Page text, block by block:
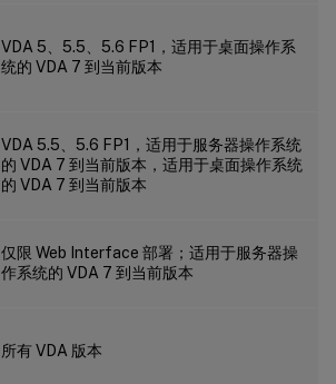
VDA 5、5.5、5.6 FP1，适用于桌面操作系
统的 VDA 7 到当前版本
VDA 5.5、5.6 FP1，适用于服务器操作系统
的 VDA 7 到当前版本，适用于桌面操作系统
的 VDA 7 到当前版本
仅限 Web Interface 部署；适用于服务器操
作系统的 VDA 7 到当前版本
所有 VDA 版本